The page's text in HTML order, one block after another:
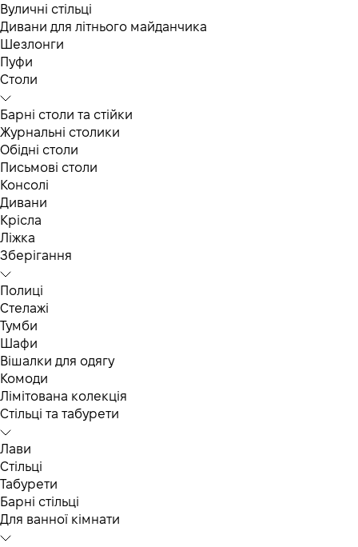
Вуличні стільці
Дивани для літнього майданчика
Шезлонги
Пуфи
Столи
Барні столи та стійки
Журнальні столики
Обідні столи
Письмові столи
Консолі
Дивани
Крісла
Ліжка
Зберігання
Полиці
Стелажі
Тумби
Шафи
Вішалки для одягу
Комоди
Лімітована колекція
Стільці та табурети
Лави
Стільці
Табурети
Барні стільці
Для ванної кімнати